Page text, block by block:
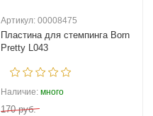
Артикул: 00008475
Пластина для стемпинга Born
Pretty L043
Наличие: много
170 руб.